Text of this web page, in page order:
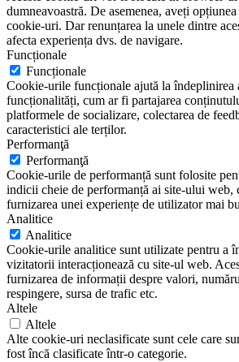
dumneavoastră. De asemenea, aveți
cookie-uri. Dar renunțarea la unele dintre
afecta experiența dvs. de navigare.
Funcționale
Funcționale
Cookie-urile funcționale ajută la îndeplinirea
funcționalități, cum ar fi partajarea
platformele de socializare, colectarea de
caracteristici ale terților.
Performanţă
Performanţă
Cookie-urile de performanță sunt folosite
indicii cheie de performanță ai site-ului web,
furnizarea unei experiențe de utilizator mai
Analitice
Analitice
Cookie-urile analitice sunt utilizate pentru a
vizitatorii interacționează cu site-ul web.
furnizarea de informații despre valori,
respingere, sursa de trafic etc.
Altele
Altele
Alte cookie-uri neclasificate sunt cele care
fost încă clasificate într-o categorie.